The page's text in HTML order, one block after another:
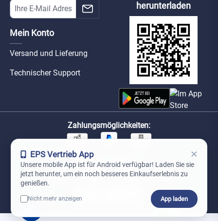
Mein Konto
Versand und Lieferung
Technischer Support
herunterladen
Zahlungsmöglichkeiten:
Unsere Versandpartner:
EPS Vertrieb App ×
Unsere mobile App ist für Android verfügbar! Laden Sie sie
jetzt herunter, um ein noch besseres Einkaufserlebnis zu
genießen.
Nicht mehr anzeigen App laden